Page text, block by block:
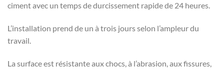
ciment avec un temps de durcissement rapide de 24 heures.
L’installation prend de un à trois jours selon l’ampleur du
travail.
La surface est résistante aux chocs, à l’abrasion, aux fissures,